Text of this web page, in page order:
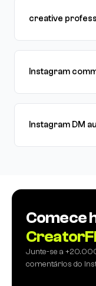
creative
Instagram
Instagram DM
Comece
Junte-se a
comentários do